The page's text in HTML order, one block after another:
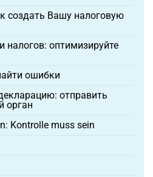
создать Вашу налоговую
налогов: оптимизируйте
ошибки
отправить
орган
Kontrolle muss sein